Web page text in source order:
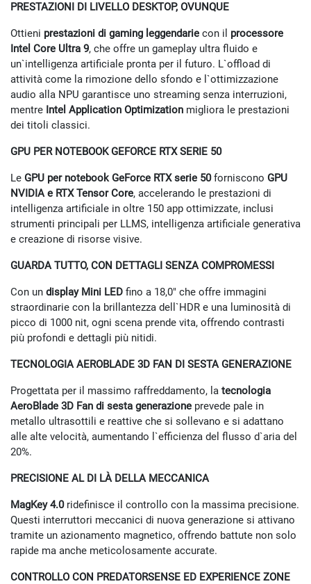
PRESTAZIONI DI LIVELLO DESKTOP, OVUNQUE
Ottieni prestazioni di gaming leggendarie con il processore
Intel Core Ultra 9, che offre un gameplay ultra fluido e
un`intelligenza artificiale pronta per il futuro. L`offload di
attività come la rimozione dello sfondo e l`ottimizzazione
audio alla NPU garantisce uno streaming senza interruzioni,
mentre Intel Application Optimization migliora le prestazioni
dei titoli classici.
GPU PER NOTEBOOK GEFORCE RTX SERIE 50
Le GPU per notebook GeForce RTX serie 50forniscono GPU
NVIDIA e RTX Tensor Core, accelerando le prestazioni di
intelligenza artificiale in oltre 150 app ottimizzate, inclusi
strumenti principali per LLMS, intelligenza artificiale generativa
e creazione di risorse visive.
GUARDA TUTTO, CON DETTAGLI SENZA COMPROMESSI
Con un display Mini LED fino a 18,0″ che offre immagini
straordinarie con la brillantezza dell`HDR e una luminosità di
picco di 1000 nit, ogni scena prende vita, offrendo contrasti
più profondi e dettagli più nitidi.
TECNOLOGIA AEROBLADE 3D FAN DI SESTA GENERAZIONE
Progettata per il massimo raffreddamento, la tecnologia
AeroBlade 3D Fan di sesta generazione prevede pale in
metallo ultrasottili e reattive che si sollevano e si adattano
alle alte velocità, aumentando l`efficienza del flusso d`aria del
20%.
PRECISIONE AL DI LÀ DELLA MECCANICA
MagKey 4.0ridefinisce il controllo con la massima precisione.
Questi interruttori meccanici di nuova generazione si attivano
tramite un azionamento magnetico, offrendo battute non solo
rapide ma anche meticolosamente accurate.
CONTROLLO CON PREDATORSENSE ED EXPERIENCE ZONE